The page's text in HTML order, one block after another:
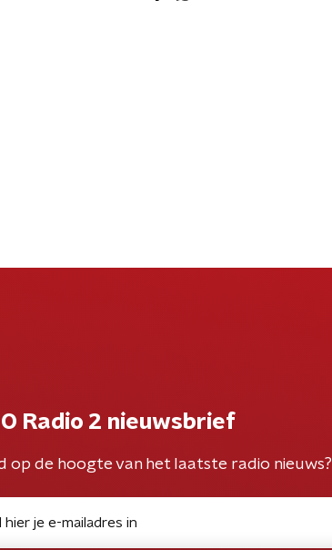
Radio 2 nieuwsbrief
op de hoogte van het laatste radio nieuws?